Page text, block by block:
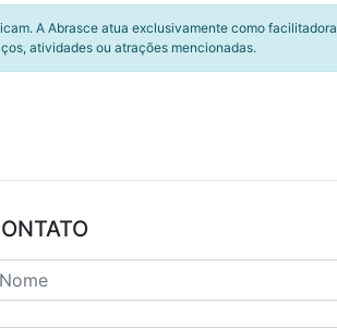
A Abrasce atua exclusivamente como facilitadora
atividades ou atrações mencionadas.